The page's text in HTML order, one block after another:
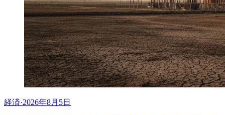
経済·2026年8月5日